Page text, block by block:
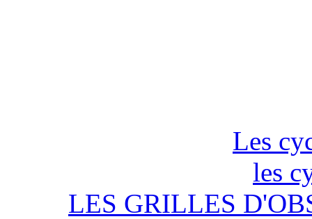
Les
les
LES GRILLES